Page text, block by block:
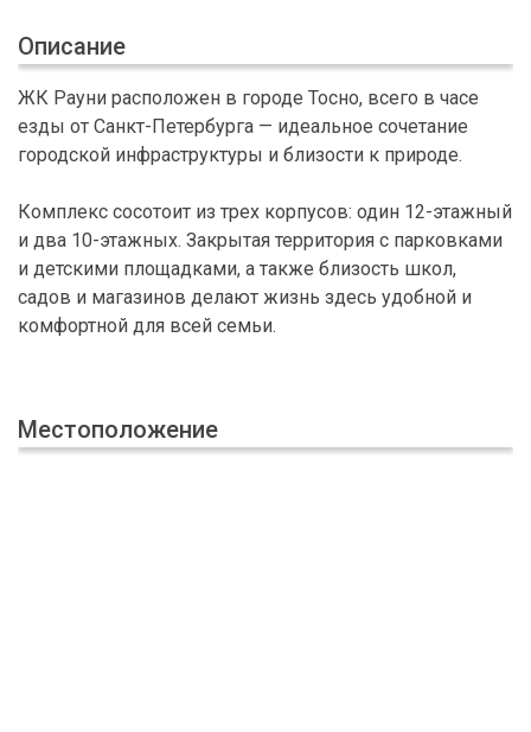
Описание
ЖК Рауни расположен в городе Тосно, всего в часе
езды от Санкт-Петербурга — идеальное сочетание
городской инфраструктуры и близости к природе.
Комплекс сосотоит из трех корпусов: один 12-этажный
и два 10-этажных. Закрытая территория с парковками
и детскими площадками, а также близость школ,
садов и магазинов делают жизнь здесь удобной и
комфортной для всей семьи.
Местоположение